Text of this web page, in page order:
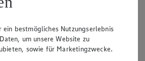
ein bestmögliches Nutzungserlebnis
um unsere Website zu
sowie für Marketingzwecke.